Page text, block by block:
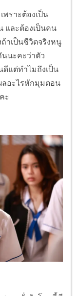
พราะต้องเป็น
และต้องเป็นคน
าเป็นชีวิตจริงหนู
นะคะว่าตัว
แต่ทำไมถึงเป็น
ลอะไรหักมุมตอน
ะ